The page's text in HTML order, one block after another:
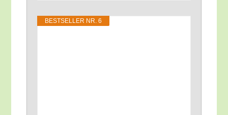
BEST­SEL­LER NR. 6